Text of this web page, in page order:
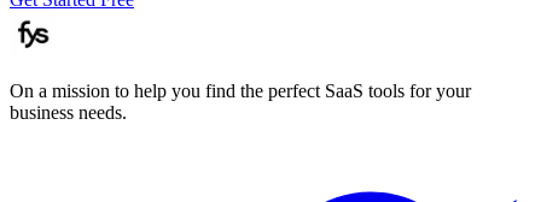
On a mission to help you find the perfect SaaS tools for your
business needs.